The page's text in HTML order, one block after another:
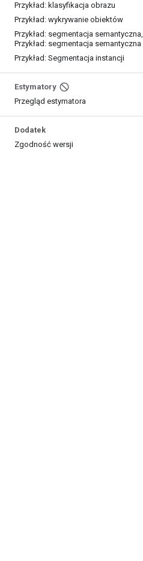
Przykład: klasyfikacja obrazu
Przykład: wykrywanie obiektów
Przykład: segmentacja semantyczna,
Przykład: segmentacja semantyczna
Przykład: Segmentacja instancji
Estymatory
Przegląd estymatora
Dodatek
Zgodność wersji